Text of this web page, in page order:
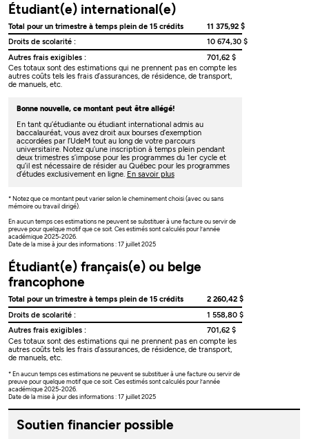
Étudiant(e) international(e)
Total pour un trimestre à temps plein de 15 crédits
11 375,92 $
Droits de scolarité :
10 674,30 $
Autres frais exigibles :
701,62 $
Ces totaux sont des estimations qui ne prennent pas en compte les
autres coûts tels les frais d’assurances, de résidence, de transport,
de manuels, etc.
Bonne nouvelle, ce montant peut être allégé!
En tant qu’étudiante ou étudiant international admis au
baccalauréat, vous avez droit aux bourses d’exemption
accordées par l’UdeM tout au long de votre parcours
universitaire. Notez qu’une inscription à temps plein pendant
deux trimestres s’impose pour les programmes du 1er cycle et
qu’il est nécessaire de résider au Québec pour les programmes
d’études exclusivement en ligne. En savoir plus
* Notez que ce montant peut varier selon le cheminement choisi (avec ou sans
mémoire ou travail dirigé).
En aucun temps ces estimations ne peuvent se substituer à une facture ou servir de
preuve pour quelque motif que ce soit. Ces estimés sont calculés pour l’année
académique 2025-2026.
Date de la mise à jour des informations : 17 juillet 2025
Étudiant(e) français(e) ou belge
francophone
Total pour un trimestre à temps plein de 15 crédits
2 260,42 $
Droits de scolarité :
1 558,80 $
Autres frais exigibles :
701,62 $
Ces totaux sont des estimations qui ne prennent pas en compte les
autres coûts tels les frais d’assurances, de résidence, de transport,
de manuels, etc.
* En aucun temps ces estimations ne peuvent se substituer à une facture ou servir de
preuve pour quelque motif que ce soit. Ces estimés sont calculés pour l’année
académique 2025-2026.
Date de la mise à jour des informations : 17 juillet 2025
Soutien financier possible